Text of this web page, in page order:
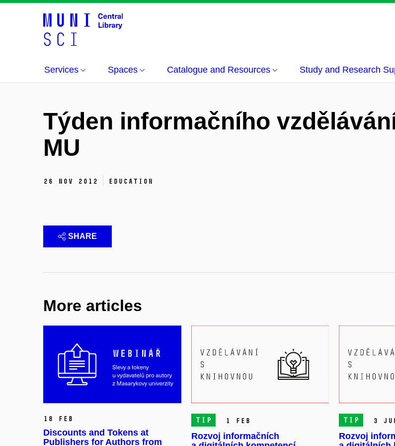
Services Spaces Catalogue and Resources Study and Research
Týden informačního
MU
26 Nov 2012 education
SHARE
More articles
18 Feb
Discounts and Tokens at
Publishers for Authors from
TIP 1 Feb
Rozvoj informačních
TIP 3
Rozvoj